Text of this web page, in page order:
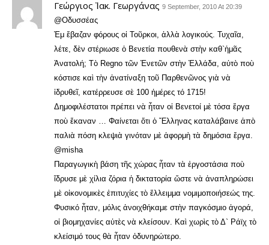
Γεώργιος Ἰακ. Γεωργάνας 9 September, 2010 At 20:39
@Οδυσσέας
Ἐμ ἔβαζαν φόρους οἱ Τοῦρκοι, ἀλλὰ λογικούς. Τυχαῖα,
λέτε, δὲν στέριωσε ὁ Βενετία πουθενὰ στὴν καθ`ἡμᾶς
Ἀνατολή; Τὸ Regno τῶν Ἑνετῶν στὴν Ἑλλάδα, αὐτὸ ποὺ
κόστισε καὶ τὴν ἀνατίναξη τοῦ Παρθενῶνος γιὰ νὰ
ἱδρυθεῖ, κατέρρευσε σὲ 100 ἡμέρες τό 1715!
Δημοφιλέστατοι πρέπει νὰ ἦταν οἱ Βενετοί μὲ τόσα ἔργα
ποὺ ἔκαναν … Φαίνεται ὅτι ὁ Ἔλληνας καταλάβαινε ἀπὸ
παλιὰ πόση κλεψιὰ γινόταν μὲ ἀφορμὴ τὰ δημόσια ἔργα.
@misha
Παραγωγικὴ βάση τῆς χώρας ἦταν τὰ ἐργοστάσια ποὺ
ἵδρυσε μὲ χίλια ζόρια ἡ δικτατορία ὥστε νὰ ἀναπληρώσει
μὲ οἰκονομικὲς ἐπιτυχίες τὸ ἔλλειμμα νομιμοποιήσεώς της.
Φυσικό ἦταν, μόλις ἀνοιχθήκαμε στὴν παγκόσμιο ἀγορά,
οἱ βιομηχανίες αὐτὲς νὰ κλείσουν. Καὶ χωρὶς τὸ Δ` Ράϊχ τὸ
κλείσιμό τους θὰ ἦταν ὀδυνηρώτερο.